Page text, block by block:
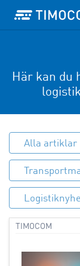
Här kan du
Alla artiklar
TIMOCOM